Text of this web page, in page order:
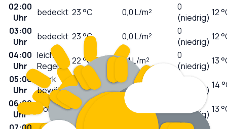
02:00
Uhr
bedeckt 23°C 0,0L/m²
0
(niedrig) 12
03:00
Uhr
bedeckt 23°C 0,0L/m²
0
(niedrig) 12
04:00
Uhr
leichter
Regen
22°C 0,1L/m²
0
(niedrig) 13
05:00
Uhr
stark
bewölkt 21°C 0,0L/m²
(niedrig) 14
06:00
Uhr
wolkig 20°C 0,0
(niedrig) 13